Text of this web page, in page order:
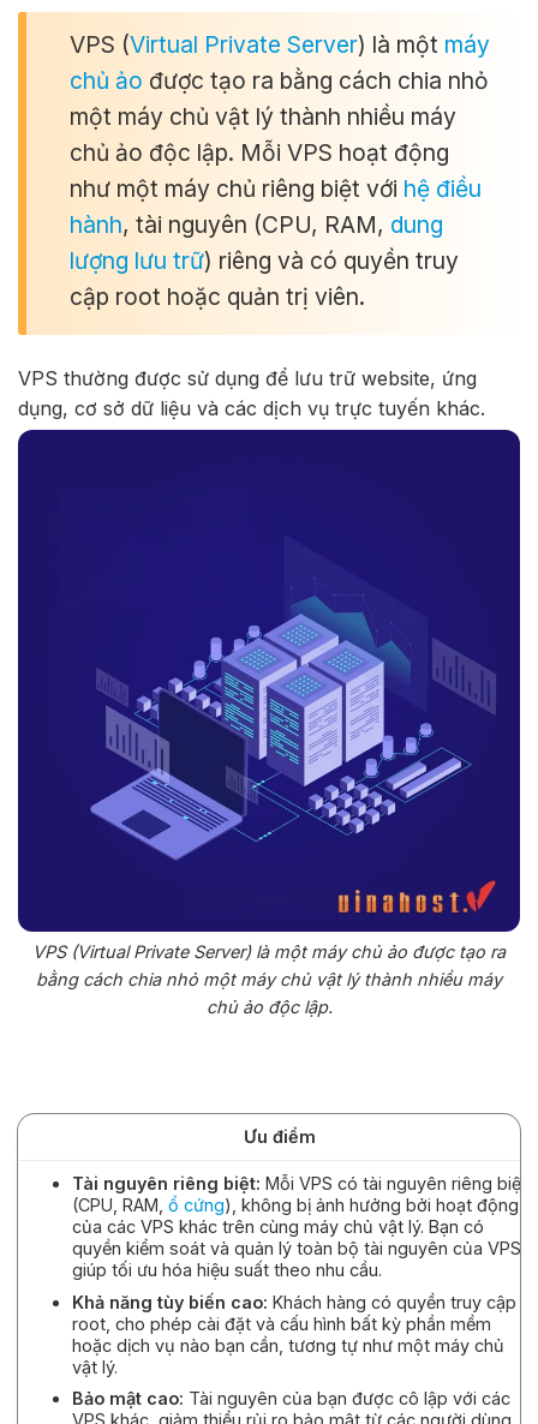
VPS (Virtual Private Server) là một máy
chủ ảo được tạo ra bằng cách chia nhỏ
một máy chủ vật lý thành nhiều máy
chủ ảo độc lập. Mỗi VPS hoạt động
như một máy chủ riêng biệt với hệ điều
hành, tài nguyên (CPU, RAM, dung
lượng lưu trữ) riêng và có quyền truy
cập root hoặc quản trị viên.
VPS thường được sử dụng để lưu trữ website, ứng
dụng, cơ sở dữ liệu và các dịch vụ trực tuyến khác.
VPS (Virtual Private Server) là một máy chủ ảo được tạo ra
bằng cách chia nhỏ một máy chủ vật lý thành nhiều máy
chủ ảo độc lập.
Ưu điểm
Tài nguyên riêng biệt: Mỗi VPS có tài nguyên riêng biệt
(CPU, RAM, ổ cứng), không bị ảnh hưởng bởi hoạt động
của các VPS khác trên cùng máy chủ vật lý. Bạn có
quyền kiểm soát và quản lý toàn bộ tài nguyên của VPS,
giúp tối ưu hóa hiệu suất theo nhu cầu.
Khả năng tùy biến cao: Khách hàng có quyền truy cập
root, cho phép cài đặt và cấu hình bất kỳ phần mềm
hoặc dịch vụ nào bạn cần, tương tự như một máy chủ
vật lý.
Bảo mật cao: Tài nguyên của bạn được cô lập với các